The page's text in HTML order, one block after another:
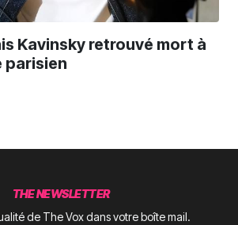
Kavinsky retrouvé mort à
parisien
THE NEWSLETTER
de The Vox dans votre boîte mail.